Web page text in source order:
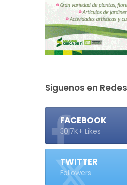
Siguenos en Redes
FACEBOOK
30.7K+ Likes
TWITTER
Followers